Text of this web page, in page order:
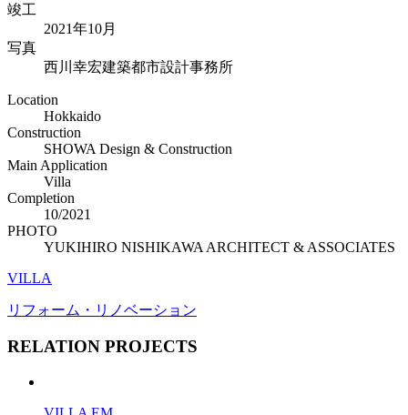
竣工
2021年10月
写真
西川幸宏建築都市設計事務所
Location
Hokkaido
Construction
SHOWA Design & Construction
Main Application
Villa
Completion
10/2021
PHOTO
YUKIHIRO NISHIKAWA ARCHITECT & ASSOCIATES
VILLA
リフォーム・リノベーション
RELATION PROJECTS